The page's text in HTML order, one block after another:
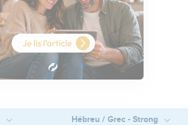
Hébreu / Grec - Strong